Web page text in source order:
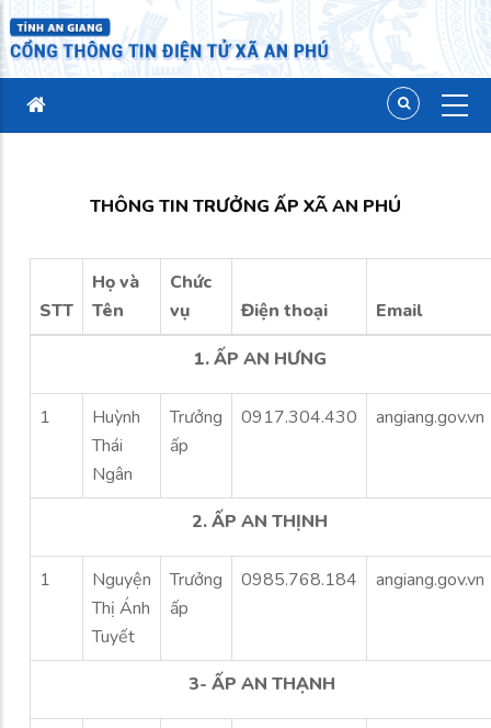
THÔNG TIN TRƯỞNG ẤP XÃ AN PHÚ
STT
Họ và
Tên
Chức
vụ
Điện thoại
Email
1. ẤP AN HƯNG
1
Huỳnh
Thái
Ngân
Trưởng
ấp
0917.304.430 angiang.gov.vn
2. ẤP AN THỊNH
1
Nguyện
Thị Ánh
Tuyết
Trưởng
ấp
0985.768.184 angiang.gov.vn
3- ẤP AN THẠNH